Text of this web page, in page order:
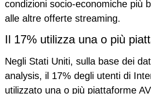
condizioni socio-economiche più
alle altre offerte streaming.
Il 17% utilizza una o più
Negli Stati Uniti, sulla base dei
analysis, il 17% degli utenti di
utilizzato una o più piattaforme